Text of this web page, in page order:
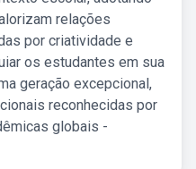
relações
por criatividade e
os estudantes em sua
geração excepcional,
reconhecidas por
globais -